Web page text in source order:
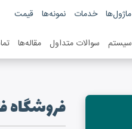
ماژول‌ها خدمات نمونه‌ها قیمت
سوالات متداول مقاله‌ها
فروشگاه